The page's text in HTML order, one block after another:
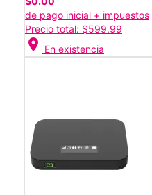
de pago inicial + impuestos
Precio total: $599.99
location_on En existencia